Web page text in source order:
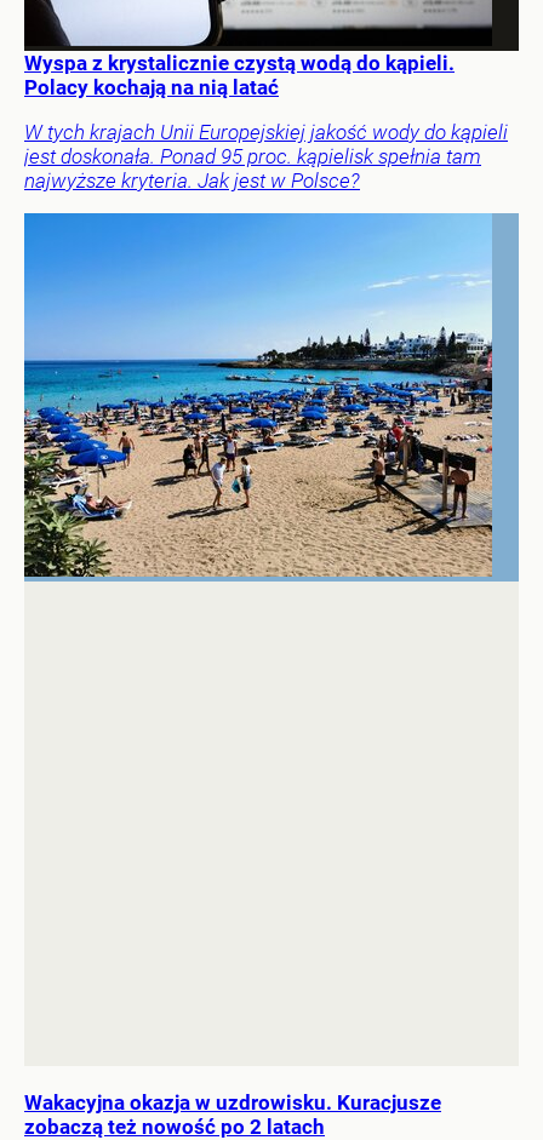
Wyspa z krystalicznie czystą wodą do kąpieli.
Polacy kochają na nią latać
W tych krajach Unii Europejskiej jakość wody do kąpieli
jest doskonała. Ponad 95 proc. kąpielisk spełnia tam
najwyższe kryteria. Jak jest w Polsce?
Wakacyjna okazja w uzdrowisku. Kuracjusze
zobaczą też nowość po 2 latach